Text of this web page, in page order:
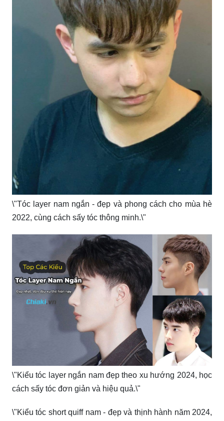
\"Tóc layer nam ngắn - đẹp và phong cách cho mùa hè
2022, cùng cách sấy tóc thông minh.\"
\"Kiểu tóc layer ngắn nam đẹp theo xu hướng 2024, học
cách sấy tóc đơn giản và hiệu quả.\"
\"Kiểu tóc short quiff nam - đẹp và thịnh hành năm 2024,